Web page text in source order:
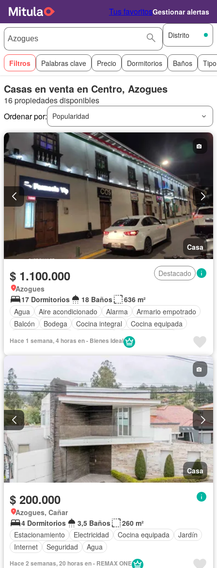
Tus favoritosGestionar alertas
Distrito
Filtros Palabras clave Precio Dormitorios Baños
Casas en venta en Centro, Azogues
16 propiedades disponibles
Ordenar por:
Popularidad
Casa
$ 1.100.000
Destacado
Azogues
17 Dormitorios
18 Baños
636 m²
Agua
Aire acondicionado Alarma
Armario empotrado
Balcón
Bodega Cocina integral
Cocina equipada
Estacionamiento
Internet
Completamente amoblado
Hace 1 semana, 4 horas en - Bienes Ideal
Casa
$ 200.000
Azogues, Cañar
4 Dormitorios
3,5 Baños
260 m²
Estacionamiento
Electricidad Cocina equipada
Jardín
Internet
Seguridad Agua
Hace 2 semanas, 20 horas en - REMAX ONE